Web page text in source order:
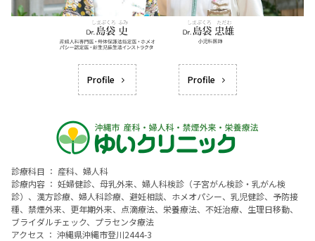
Profile Profile
診療科目 ： 産科、婦人科
診療内容 ： 妊婦健診、母乳外来、婦人科検診（子宮がん検診・乳がん検
診）、漢方診療、婦人科診療、避妊相談、ホメオパシー、乳児健診、予防接
種、禁煙外来、更年期外来、点滴療法、栄養療法、不妊治療、生理日移動、
ブライダルチェック、プラセンタ療法
アクセス ： 沖縄県沖縄市登川2444-3